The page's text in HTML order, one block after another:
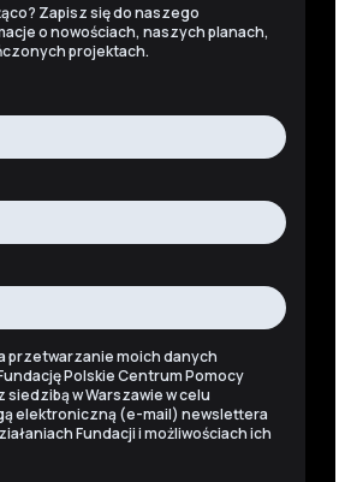
Zapisz się do naszego
o nowościach, naszych planach,
projektach.
przetwarzanie moich danych
Polskie Centrum Pomocy
w Warszawie w celu
elektroniczną (e-mail) newslettera
Fundacji i możliwościach ich